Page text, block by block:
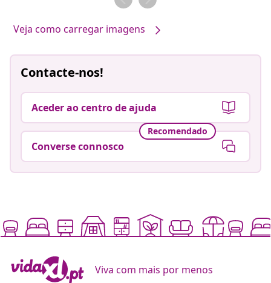
Veja como carregar imagens
Contacte-nos!
Aceder ao centro de ajuda
Recomendado
Converse connosco
Viva com mais por menos